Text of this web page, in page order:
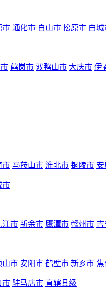
市 通化市 白山市 松原市 白城
鹤岗市 双鸭山市 大庆市 伊
市 马鞍山市 淮北市 铜陵市 安
市
江市 新余市 鹰潭市 赣州市 吉
山市 安阳市 鹤壁市 新乡市 焦
市 驻马店市 直辖县级